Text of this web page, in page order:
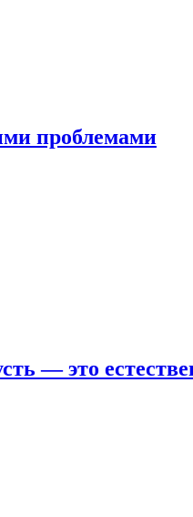
проблемами
— это